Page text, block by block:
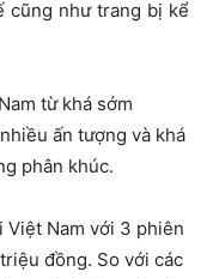
cũng như trang bị kể
từ khá sớm
ấn tượng và khá
phân khúc.
Việt Nam với 3 phiên
đồng. So với các